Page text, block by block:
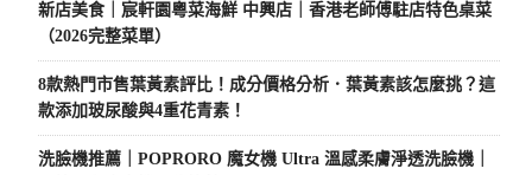
新店美食｜宸軒園粵菜海鮮 中興店｜香港老師傅駐店特色桌菜
（2026完整菜單）
8款熱門市售葉黃素評比！成分價格分析．葉黃素該怎麼挑？這
款添加玻尿酸與4重花青素！
洗臉機推薦｜POPRORO 魔女機 Ultra 溫感柔膚淨透洗臉機｜